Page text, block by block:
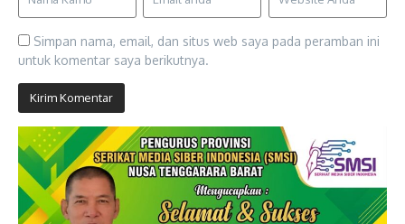
Simpan nama, email, dan situs web saya pada peramban ini
untuk komentar saya berikutnya.